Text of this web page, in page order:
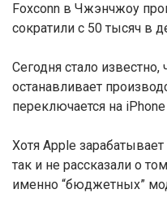
Foxconn в Чжэнчжоу
сократили с 50 тысяч в
Сегодня стало
останавливает
переключается на
Хотя Apple
так и не рассказали о
именно “бюджетных”